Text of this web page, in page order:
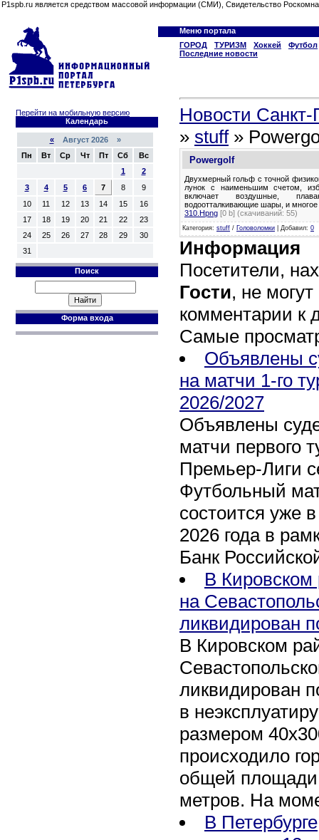
P1spb.ru является средством массовой информации (СМИ), Свидетельство
Меню портала
ГОРОД
ТУРИЗМ Хоккей
Футбол
Последние новости
Перейти на мобильную версию
Календарь
«Август 2026 »
Пн
Вт Ср Чт Пт Сб
Вс
1
2
3
4 5 6 7 8
9
10
11 12 13 14 15
16
17
18 19 20 21 22
23
24
25 26 27 28 29
30
31
Поиск
Форма входа
Новости Санкт-
» stuff»
Powergolf
Двухмерный гольф с точной
лунок с наименьшим счетом,
включает воздушные,
водоотталкивающие шары, и многое
310.Hpng [0 b] (cкачиваний: 55)
Категория: stuff / Головоломки Добавил: 0
Информация
Посетители,
Гости, не
комментарии к
Самые
Объявлены
на матчи 1-го
2026/2027
Объявлены
матчи первого
Премьер-Лиги
Футбольный
состоится уже
2026 года в
Банк
В Кировском
на
ликвидирован
В Кировском
ликвидирован
в
размером
происходило
общей площади
метров. На
В